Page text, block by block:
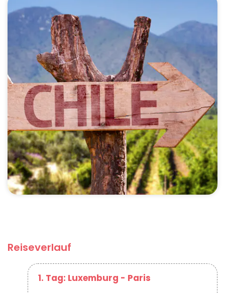
Reiseverlauf
1. Tag: Luxemburg - Paris